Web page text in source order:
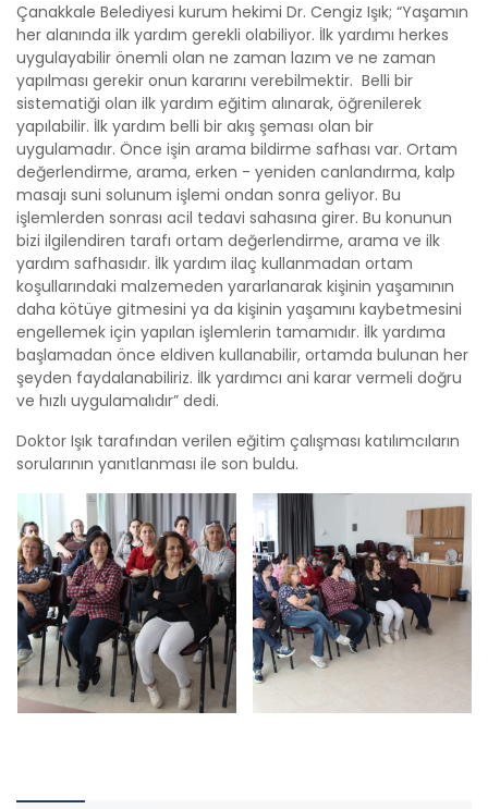
Çanakkale Belediyesi kurum hekimi Dr. Cengiz Işık; “Yaşamın
her alanında ilk yardım gerekli olabiliyor. İlk yardımı herkes
uygulayabilir önemli olan ne zaman lazım ve ne zaman
yapılması gerekir onun kararını verebilmektir. Belli bir
sistematiği olan ilk yardım eğitim alınarak, öğrenilerek
yapılabilir. İlk yardım belli bir akış şeması olan bir
uygulamadır. Önce işin arama bildirme safhası var. Ortam
değerlendirme, arama, erken - yeniden canlandırma, kalp
masajı suni solunum işlemi ondan sonra geliyor. Bu
işlemlerden sonrası acil tedavi sahasına girer. Bu konunun
bizi ilgilendiren tarafı ortam değerlendirme, arama ve ilk
yardım safhasıdır. İlk yardım ilaç kullanmadan ortam
koşullarındaki malzemeden yararlanarak kişinin yaşamının
daha kötüye gitmesini ya da kişinin yaşamını kaybetmesini
engellemek için yapılan işlemlerin tamamıdır. İlk yardıma
başlamadan önce eldiven kullanabilir, ortamda bulunan her
şeyden faydalanabiliriz. İlk yardımcı ani karar vermeli doğru
ve hızlı uygulamalıdır” dedi.
Doktor Işık tarafından verilen eğitim çalışması katılımcıların
sorularının yanıtlanması ile son buldu.